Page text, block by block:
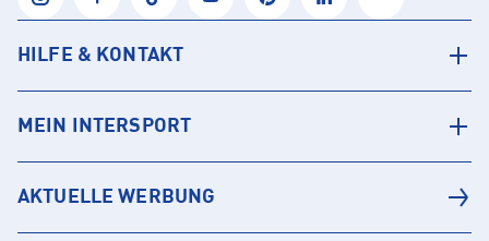
HILFE & KONTAKT
MEIN INTERSPORT
AKTUELLE WERBUNG